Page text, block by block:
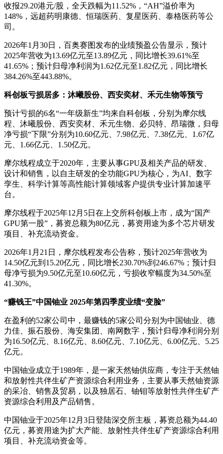
收报29.20港元/股，全天跌幅为11.52%，“AH”溢价率为
148%，远超药明康德、恒瑞医药、复星医药、泰格医药等公
司。
2026年1月30日，百奥赛图发布的业绩预盈公告显示，预计
2025年营收为13.69亿元至13.89亿元，同比增长39.61%至
41.65%；预计归母净利润为1.62亿元至1.82亿元，同比增长
384.26%至443.88%。
科创板亏损居多：沐曦股份、西安奕材、禾元生物等预亏
预计亏损的6名“一年级新生”均来自科创板，分别为摩尔线
程、沐曦股份、西安奕材、禾元生物、必贝特、昂瑞微，归母
净亏损“下限”分别为10.60亿元、7.98亿元、7.38亿元、1.67亿
元、1.66亿元、1.50亿元。
摩尔线程成立于2020年，主要从事GPU及相关产品的研发、
设计和销售，以自主研发的全功能GPU为核心，为AI、数字
孪生、科学计算等高性能计算领域客户提供专业计算加速平
台。
摩尔线程于2025年12月5日在上交所科创板上市，成为“国产
GPU第一股”，募资总额为80亿元，募资用途为多个芯片研发
项目、补充流动资金。
2026年1月21日，摩尔线程发布公告称，预计2025年营收为
14.50亿元到15.20亿元，同比增长230.70%到246.67%；预计归
母净亏损为9.50亿元至10.60亿元，亏损收窄幅度为34.50%至
41.30%。
“赚钱王”中国铀业 2025年第四季度业绩“变脸”
在盈利的52家公司中，最赚钱的5家公司分别为中国铀业、德
力佳、振石股份、海安集团、南网数字，预计归母净利润分别
为16.50亿元、8.16亿元、8.60亿元、7.10亿元、6.00亿元、5.25
亿元。
中国铀业成立于1989年，是一家天然铀供应商，专注于天然铀
和放射性共伴生矿产资源综合利用业务，主要从事天然铀资源
的采冶、销售及贸易，以及独居石、铀钼等放射性共伴生矿产
资源综合利用及产品销售。
中国铀业于2025年12月3日登陆深交所主板，募资总额为44.40
亿元，募资用途为扩大产能、放射性共伴生矿产资源综合利用
项目、补充流动资金等。